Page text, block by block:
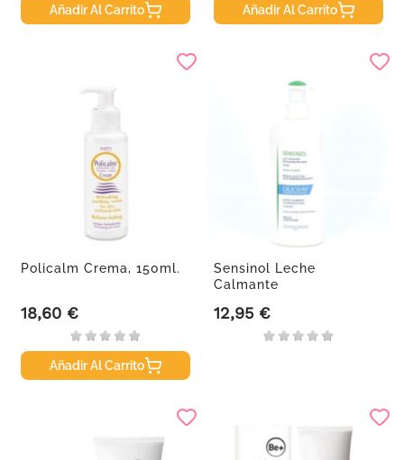
Añadir Al Carrito Añadir Al Carrito
Policalm Crema, 150ml.
Precio
18,60 €
Añadir Al Carrito
Sensinol Leche
Calmante
Precio
12,95 €